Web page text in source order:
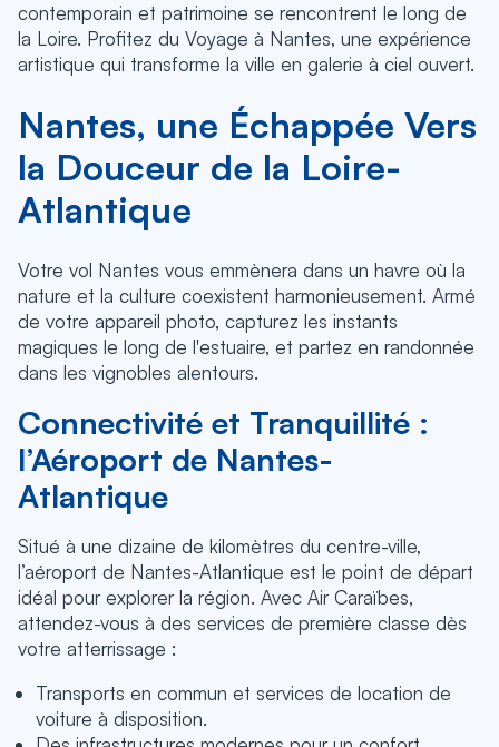
contemporain et patrimoine se rencontrent le long de
la Loire. Profitez du Voyage à Nantes, une expérience
artistique qui transforme la ville en galerie à ciel ouvert.
Nantes, une Échappée Vers
la Douceur de la Loire-
Atlantique
Votre vol Nantes vous emmènera dans un havre où la
nature et la culture coexistent harmonieusement. Armé
de votre appareil photo, capturez les instants
magiques le long de l'estuaire, et partez en randonnée
dans les vignobles alentours.
Connectivité et Tranquillité :
l’Aéroport de Nantes-
Atlantique
Situé à une dizaine de kilomètres du centre-ville,
l’aéroport de Nantes-Atlantique est le point de départ
idéal pour explorer la région. Avec Air Caraïbes,
attendez-vous à des services de première classe dès
votre atterrissage :
Transports en commun et services de location de
voiture à disposition.